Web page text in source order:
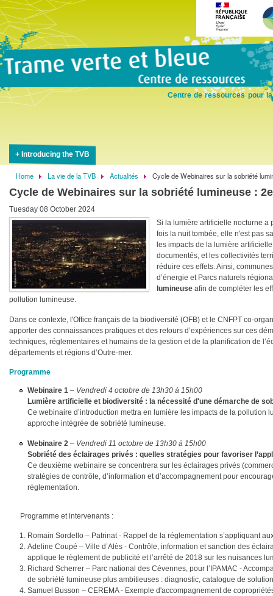
Centre de ressources pour
Introducing the TVB
Breadcrumb
Home La vie de la TVB Actualités Cycle de Webinaires sur la sobriété
Cycle de Webinaires sur la sobriété lumineuse :
Tuesday 08 October 2024
Si la lumière artificielle nocturne a
fois la nuit tombée, elle n'est pas
les impacts de la lumière
documentés, et les collectivités
réduire ces effets. Ainsi,
d’énergie et Parcs naturels
lumineuse afin de compléter les
pollution lumineuse.
Dans ce contexte, l'Office français de la biodiversité (OFB) et le CNFPT co-
apporter des connaissances pratiques et des retours d’expériences sur ces
techniques, réglementaires et humains de la gestion et de la planification de
départements et régions d’Outre-mer.
Programme
Webinaire 1 – Vendredi 4 octobre de 13h30 à 15h00
Lumière artificielle et biodiversité : la nécessité d'une démarche de
Ce webinaire d’introduction mettra en lumière les impacts de la pollution
approche intégrée de sobriété lumineuse.
Webinaire 2 – Vendredi 11 octobre de 13h30 à 15h00
Sobriété des éclairages privés : quelles stratégies pour favoriser
Ce deuxième webinaire se concentrera sur les éclairages privés
stratégies de contrôle, d’information et d’accompagnement pour
réglementation.
Programme et intervenants :
Romain Sordello – Patrinat - Rappel de la réglementation s’appliquant
Adeline Coupé – Ville d’Alès - Contrôle, information et sanction des
applique le règlement de publicité et l’arrêté de 2018 sur les nuisances
Richard Scherrer – Parc national des Cévennes, pour l’IPAMAC -
de sobriété lumineuse plus ambitieuses : diagnostic, catalogue de
Samuel Busson – CEREMA - Exemple d'accompagnement de